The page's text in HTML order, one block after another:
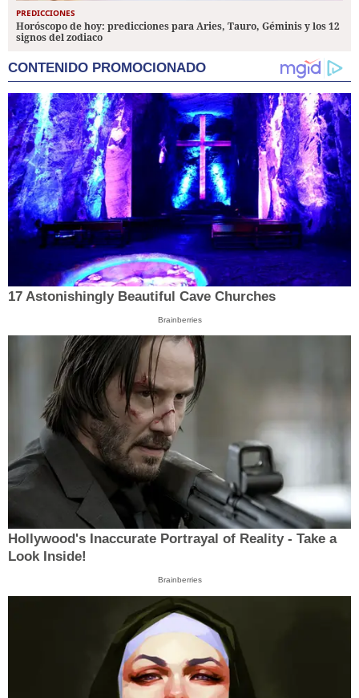
PREDICCIONES
Horóscopo de hoy: predicciones para Aries, Tauro, Géminis y los 12
signos del zodiaco
CONTENIDO PROMOCIONADO
17 Astonishingly Beautiful Cave Churches
Brainberries
Hollywood's Inaccurate Portrayal of Reality - Take a
Look Inside!
Brainberries